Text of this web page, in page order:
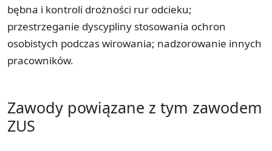
bębna i kontroli drożności rur odcieku;
przestrzeganie dyscypliny stosowania ochron
osobistych podczas wirowania; nadzorowanie innych
pracowników.
Zawody powiązane z tym zawodem
ZUS